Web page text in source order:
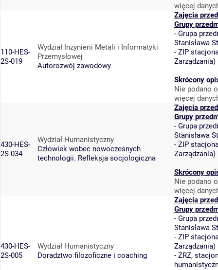
więcej
110-HES-
2S-019
Wydział Inżynierii Metali i Informatyki
Przemysłowej
Autorozwój zawodowy
Zajęcia
Grupy
- Grupa
Stanisława
- ZIP
Zarządzania)
Skrócony
Nie podano
więcej
430-HES-
2S-034
Wydział Humanistyczny
Człowiek wobec nowoczesnych
technologii. Refleksja socjologiczna
Zajęcia
Grupy
- Grupa
Stanisława
- ZIP
Zarządzania)
Skrócony
Nie podano
więcej
430-HES-
2S-005
Wydział Humanistyczny
Doradztwo filozoficzne i coaching
Zajęcia
Grupy
- Grupa
Stanisława
- ZIP
Zarządzania)
- ZRZ,